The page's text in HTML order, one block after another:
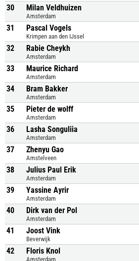
30 Milan Veldhuizen
Amsterdam
31 Pascal Vogels
Krimpen aan den IJssel
32 Rabie Cheykh
Amsterdam
33 Maurice Richard
Amsterdam
34 Bram Bakker
Amsterdam
35 Pieter de wolff
Amsterdam
36 Lasha Songuliia
Amsterdam
37 Zhenyu Gao
Amstelveen
38 Julius Paul Erik
Amsterdam
39 Yassine Ayrir
Amsterdam
40 Dirk van der Pol
Amsterdam
41 Joost Vink
Beverwijk
42 Floris Knol
Amsterdam